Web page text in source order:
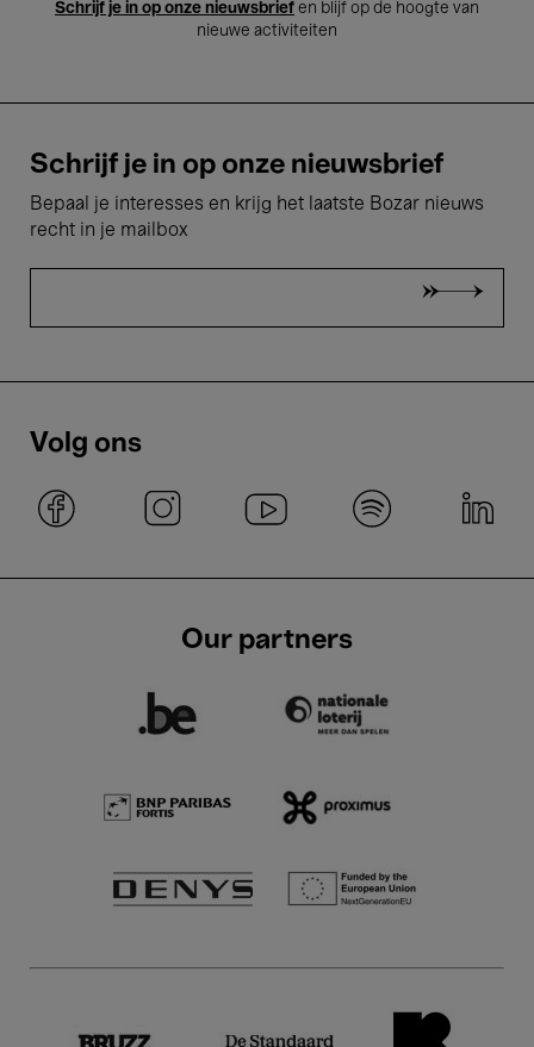
Schrijf je in op onze nieuwsbrief en blijf op de hoogte van
nieuwe activiteiten
Schrijf je in op onze nieuwsbrief
Bepaal je interesses en krijg het laatste Bozar nieuws
recht in je mailbox
Volg ons
Our partners